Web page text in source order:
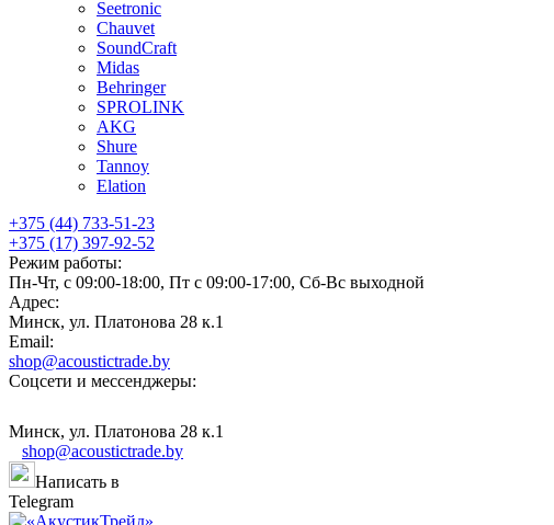
Seetronic
Chauvet
SoundCraft
Midas
Behringer
SPROLINK
AKG
Shure
Tannoy
Elation
+375 (44) 733-51-23
+375 (17) 397-92-52
Режим работы:
Пн-Чт, с 09:00-18:00, Пт с 09:00-17:00, Сб-Вс выходной
Адрес:
Минск, ул. Платонова 28 к.1
Email:
shop@acoustictrade.by
Соцсети и мессенджеры:
Минск, ул. Платонова 28 к.1
shop@acoustictrade.by
Написать в
Telegram